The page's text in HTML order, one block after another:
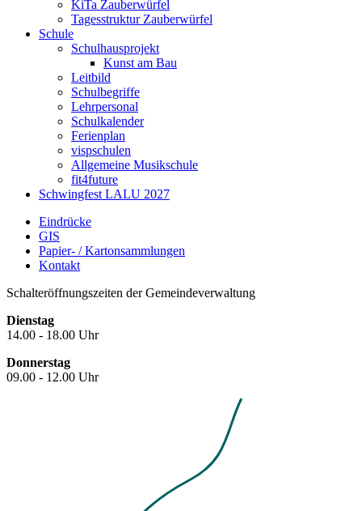
KiTa Zauberwürfel
Tagesstruktur Zauberwürfel
Schule
Schulhausprojekt
Kunst am Bau
Leitbild
Schulbegriffe
Lehrpersonal
Schulkalender
Ferienplan
vispschulen
Allgemeine Musikschule
fit4future
Schwingfest LALU 2027
Eindrücke
GIS
Papier- / Kartonsammlungen
Kontakt
Schalteröffnungszeiten der Gemeindeverwaltung
Dienstag
14.00 - 18.00 Uhr
Donnerstag
09.00 - 12.00 Uhr